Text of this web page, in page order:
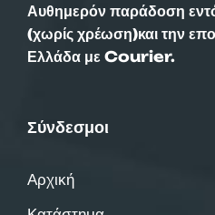
Αυθημερόν παράδοση
(χωρίς χρέωση)και την
Ελλάδα με Courier.
Σύνδεσμοι
Αρχική